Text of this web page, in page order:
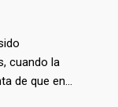
cuando la
de que en